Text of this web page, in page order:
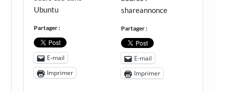
Ubuntu
Partager :
E-mail
Imprimer
shareannonce
Partager :
E-mail
Imprimer